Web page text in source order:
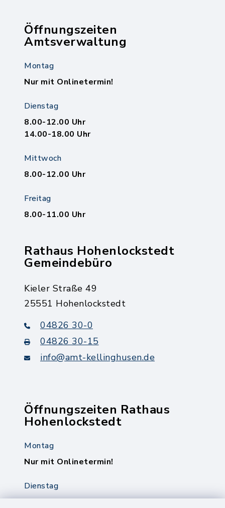
Öffnungszeiten
Amtsverwaltung
Montag
Nur mit Onlinetermin!
Dienstag
8.00-12.00 Uhr
14.00-18.00 Uhr
Mittwoch
8.00-12.00 Uhr
Freitag
8.00-11.00 Uhr
Rathaus Hohenlockstedt
Gemeindebüro
Kieler Straße 49
25551 Hohenlockstedt
04826 30-0
04826 30-15
info@amt-kellinghusen.de
Öffnungszeiten Rathaus
Hohenlockstedt
Montag
Nur mit Onlinetermin!
Dienstag
8.00-12.00 Uhr